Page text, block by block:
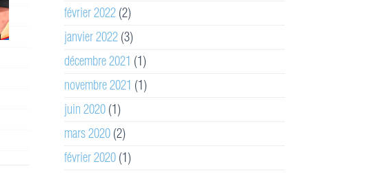
février 2022 (2)
janvier 2022 (3)
décembre 2021 (1)
novembre 2021 (1)
juin 2020 (1)
mars 2020 (2)
février 2020 (1)